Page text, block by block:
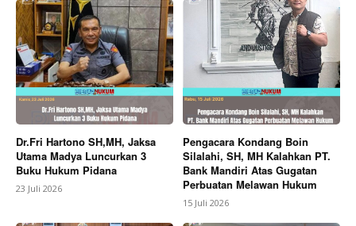
Dr.Fri Hartono SH,MH, Jaksa
Utama Madya Luncurkan 3
Buku Hukum Pidana
23 Juli 2026
Pengacara Kondang Boin
Silalahi, SH, MH Kalahkan PT.
Bank Mandiri Atas Gugatan
Perbuatan Melawan Hukum
15 Juli 2026